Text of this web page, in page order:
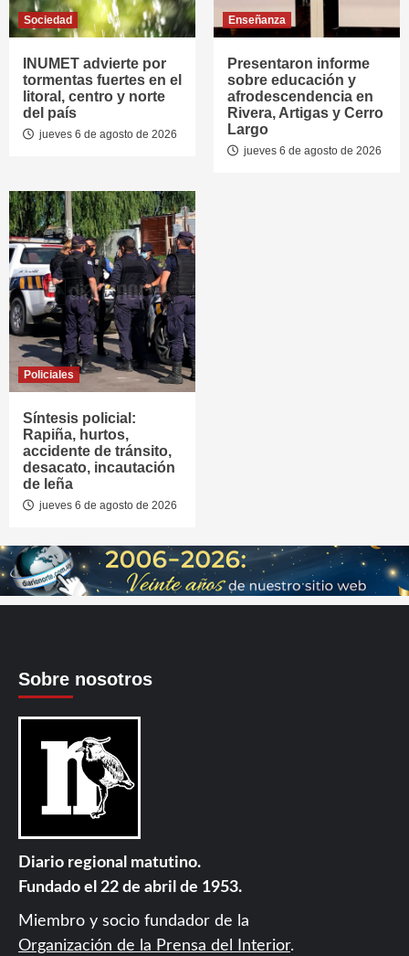
Sociedad
INUMET advierte por
tormentas fuertes en el
litoral, centro y norte
del país
jueves 6 de agosto de 2026
Enseñanza
Presentaron informe
sobre educación y
afrodescendencia en
Rivera, Artigas y Cerro
Largo
jueves 6 de agosto de 2026
Policiales
Síntesis policial:
Rapiña, hurtos,
accidente de tránsito,
desacato, incautación
de leña
jueves 6 de agosto de 2026
Sobre nosotros
Diario regional matutino.
Fundado el 22 de abril de 1953.
Miembro y socio fundador de la
Organización de la Prensa del Interior.